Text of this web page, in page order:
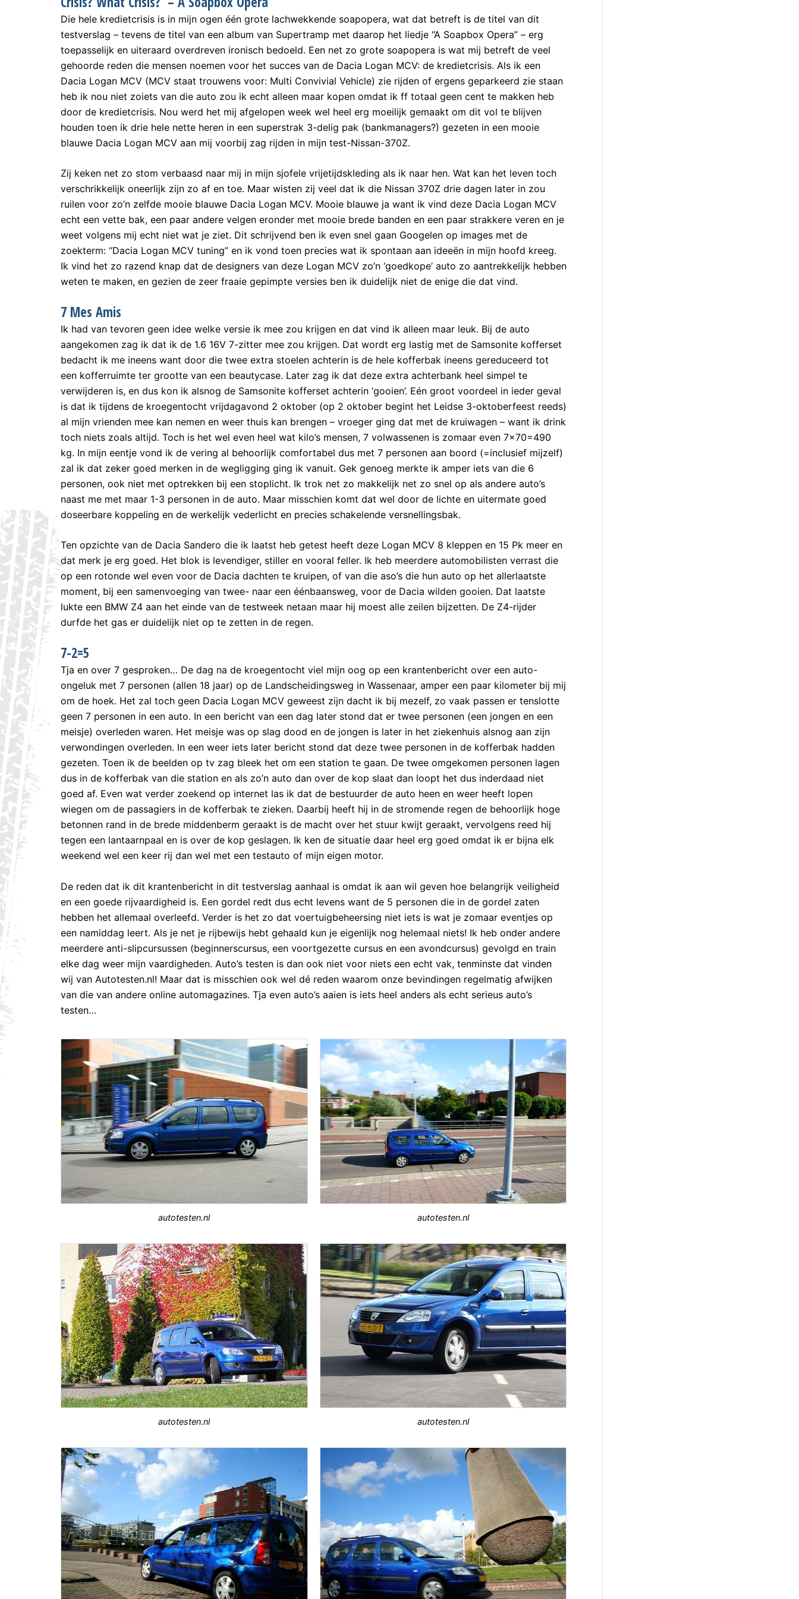
Die hele kredietcrisis is in mijn ogen één grote lachwekkende soapopera, wat dat betreft is de titel van dit
testverslag – tevens de titel van een album van Supertramp met daarop het liedje “A Soapbox Opera” – erg
toepasselijk en uiteraard overdreven ironisch bedoeld. Een net zo grote soapopera is wat mij betreft de veel
gehoorde reden die mensen noemen voor het succes van de Dacia Logan MCV: de kredietcrisis. Als ik een
Dacia Logan MCV (MCV staat trouwens voor: Multi Convivial Vehicle) zie rijden of ergens geparkeerd zie staan
heb ik nou niet zoiets van die auto zou ik echt alleen maar kopen omdat ik ff totaal geen cent te makken heb
door de kredietcrisis. Nou werd het mij afgelopen week wel heel erg moeilijk gemaakt om dit vol te blijven
houden toen ik drie hele nette heren in een superstrak 3-delig pak (bankmanagers?) gezeten in een mooie
blauwe Dacia Logan MCV aan mij voorbij zag rijden in mijn test-Nissan-370Z.
Zij keken net zo stom verbaasd naar mij in mijn sjofele vrijetijdskleding als ik naar hen. Wat kan het leven toch
verschrikkelijk oneerlijk zijn zo af en toe. Maar wisten zij veel dat ik die Nissan 370Z drie dagen later in zou
ruilen voor zo’n zelfde mooie blauwe Dacia Logan MCV. Mooie blauwe ja want ik vind deze Dacia Logan MCV
echt een vette bak, een paar andere velgen eronder met mooie brede banden en een paar strakkere veren en je
weet volgens mij echt niet wat je ziet. Dit schrijvend ben ik even snel gaan Googelen op images met de
zoekterm: “Dacia Logan MCV tuning” en ik vond toen precies wat ik spontaan aan ideeën in mijn hoofd kreeg.
Ik vind het zo razend knap dat de designers van deze Logan MCV zo’n ‘goedkope’ auto zo aantrekkelijk hebben
weten te maken, en gezien de zeer fraaie gepimpte versies ben ik duidelijk niet de enige die dat vind.
7 Mes Amis
Ik had van tevoren geen idee welke versie ik mee zou krijgen en dat vind ik alleen maar leuk. Bij de auto
aangekomen zag ik dat ik de 1.6 16V 7-zitter mee zou krijgen. Dat wordt erg lastig met de Samsonite kofferset
bedacht ik me ineens want door die twee extra stoelen achterin is de hele kofferbak ineens gereduceerd tot
een kofferruimte ter grootte van een beautycase. Later zag ik dat deze extra achterbank heel simpel te
verwijderen is, en dus kon ik alsnog de Samsonite kofferset achterin ‘gooien’. Eén groot voordeel in ieder geval
is dat ik tijdens de kroegentocht vrijdagavond 2 oktober (op 2 oktober begint het Leidse 3-oktoberfeest reeds)
al mijn vrienden mee kan nemen en weer thuis kan brengen – vroeger ging dat met de kruiwagen – want ik drink
toch niets zoals altijd. Toch is het wel even heel wat kilo’s mensen, 7 volwassenen is zomaar even 7×70=490
kg. In mijn eentje vond ik de vering al behoorlijk comfortabel dus met 7 personen aan boord (=inclusief mijzelf)
zal ik dat zeker goed merken in de wegligging ging ik vanuit. Gek genoeg merkte ik amper iets van die 6
personen, ook niet met optrekken bij een stoplicht. Ik trok net zo makkelijk net zo snel op als andere auto’s
naast me met maar 1-3 personen in de auto. Maar misschien komt dat wel door de lichte en uitermate goed
doseerbare koppeling en de werkelijk vederlicht en precies schakelende versnellingsbak.
Ten opzichte van de Dacia Sandero die ik laatst heb getest heeft deze Logan MCV 8 kleppen en 15 Pk meer en
dat merk je erg goed. Het blok is levendiger, stiller en vooral feller. Ik heb meerdere automobilisten verrast die
op een rotonde wel even voor de Dacia dachten te kruipen, of van die aso’s die hun auto op het allerlaatste
moment, bij een samenvoeging van twee- naar een éénbaansweg, voor de Dacia wilden gooien. Dat laatste
lukte een BMW Z4 aan het einde van de testweek netaan maar hij moest alle zeilen bijzetten. De Z4-rijder
durfde het gas er duidelijk niet op te zetten in de regen.
7-2=5
Tja en over 7 gesproken… De dag na de kroegentocht viel mijn oog op een krantenbericht over een auto-
ongeluk met 7 personen (allen 18 jaar) op de Landscheidingsweg in Wassenaar, amper een paar kilometer bij mij
om de hoek. Het zal toch geen Dacia Logan MCV geweest zijn dacht ik bij mezelf, zo vaak passen er tenslotte
geen 7 personen in een auto. In een bericht van een dag later stond dat er twee personen (een jongen en een
meisje) overleden waren. Het meisje was op slag dood en de jongen is later in het ziekenhuis alsnog aan zijn
verwondingen overleden. In een weer iets later bericht stond dat deze twee personen in de kofferbak hadden
gezeten. Toen ik de beelden op tv zag bleek het om een station te gaan. De twee omgekomen personen lagen
dus in de kofferbak van die station en als zo’n auto dan over de kop slaat dan loopt het dus inderdaad niet
goed af. Even wat verder zoekend op internet las ik dat de bestuurder de auto heen en weer heeft lopen
wiegen om de passagiers in de kofferbak te zieken. Daarbij heeft hij in de stromende regen de behoorlijk hoge
betonnen rand in de brede middenberm geraakt is de macht over het stuur kwijt geraakt, vervolgens reed hij
tegen een lantaarnpaal en is over de kop geslagen. Ik ken de situatie daar heel erg goed omdat ik er bijna elk
weekend wel een keer rij dan wel met een testauto of mijn eigen motor.
De reden dat ik dit krantenbericht in dit testverslag aanhaal is omdat ik aan wil geven hoe belangrijk veiligheid
en een goede rijvaardigheid is. Een gordel redt dus echt levens want de 5 personen die in de gordel zaten
hebben het allemaal overleefd. Verder is het zo dat voertuigbeheersing niet iets is wat je zomaar eventjes op
een namiddag leert. Als je net je rijbewijs hebt gehaald kun je eigenlijk nog helemaal niets! Ik heb onder andere
meerdere anti-slipcursussen (beginnerscursus, een voortgezette cursus en een avondcursus) gevolgd en train
elke dag weer mijn vaardigheden. Auto’s testen is dan ook niet voor niets een echt vak, tenminste dat vinden
wij van Autotesten.nl! Maar dat is misschien ook wel dé reden waarom onze bevindingen regelmatig afwijken
van die van andere online automagazines. Tja even auto’s aaien is iets heel anders als echt serieus auto’s
testen…
autotesten.nl autotesten.nl
autotesten.nl autotesten.nl